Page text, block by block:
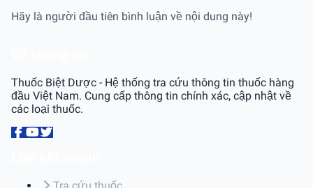
Hãy là người đầu tiên bình luận về nội dung này!
Thuốc Biệt Dược - Hệ thống tra cứu thông tin thuốc hàng
đầu Việt Nam. Cung cấp thông tin chính xác, cập nhật về
các loại thuốc.